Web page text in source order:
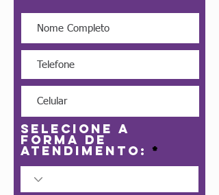
Selecione a
forma de
atendimento: